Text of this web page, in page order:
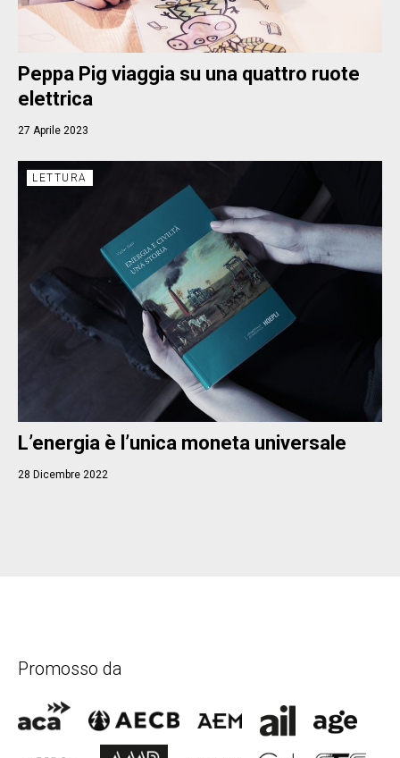
Peppa Pig viaggia su una quattro ruote
elettrica
27 Aprile 2023
LETTURA
L’energia è l’unica moneta universale
28 Dicembre 2022
Promosso da